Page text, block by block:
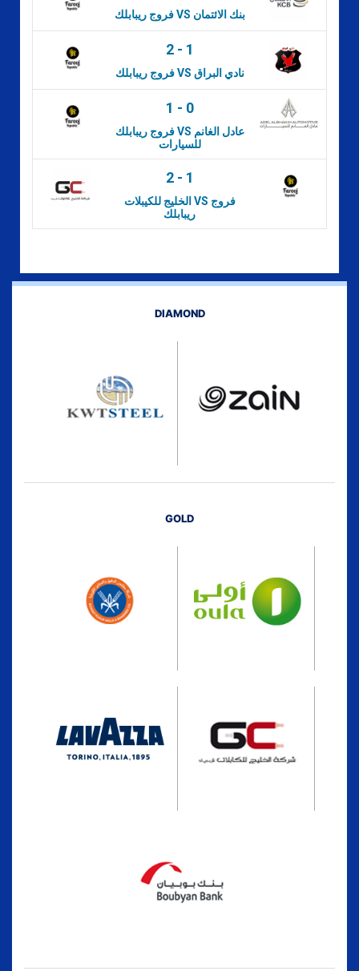
فروج ريبابلك VS بنك الائتمان
2- 1
فروج ريبابلك VS نادي البراق
1 - 0
فروج ريبابلك VS عادل الغانم
للسيارات
2- 1
الخليج للكيبلات VS فروج
ريبابلك
DIAMOND
GOLD